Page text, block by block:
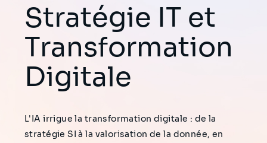
Stratégie IT et
Transformation
Digitale
L'IA irrigue la transformation digitale : de la
stratégie SI à la valorisation de la donnée, en